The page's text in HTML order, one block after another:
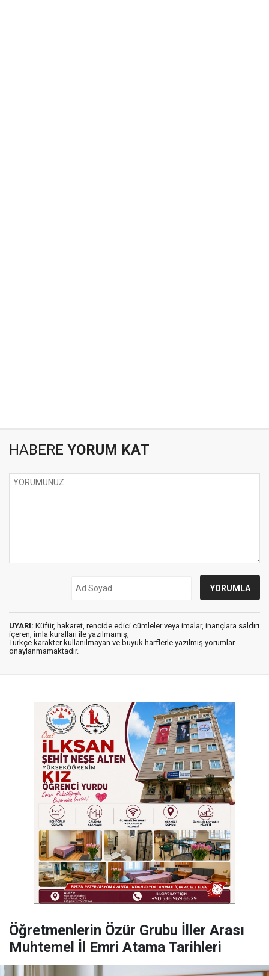
HABERE YORUM KAT
UYARI: Küfür, hakaret, rencide edici cümleler veya imalar, inançlara saldırı
içeren, imla kuralları ile yazılmamış,
Türkçe karakter kullanılmayan ve büyük harflerle yazılmış yorumlar
onaylanmamaktadır.
Öğretmenlerin Özür Grubu İller Arası
Muhtemel İl Emri Atama Tarihleri